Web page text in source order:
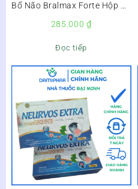
Bổ Não Bralmax Forte Hộp 30
285.000₫
Đọc tiếp